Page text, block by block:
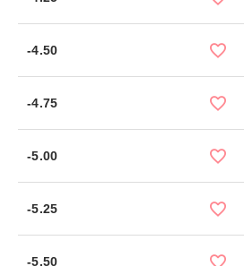
-4.50
-4.75
-5.00
-5.25
-5.50